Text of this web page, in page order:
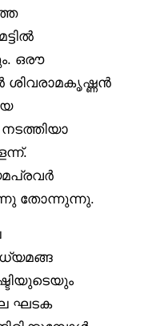
ഒരൗ
ശിവരാമകൃഷ്ണൻ
തോന്നുന്നു.
ഘടക